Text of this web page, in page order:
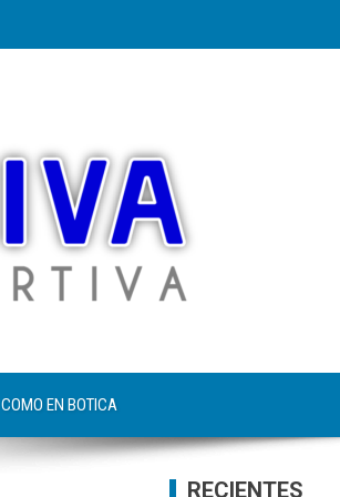
COMO EN BOTICA
RECIENTES